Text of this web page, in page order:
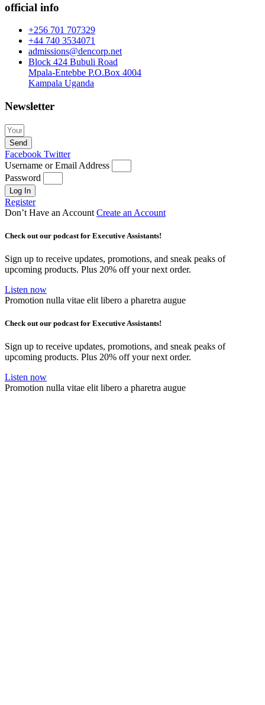
official info
+256 701 707329
+44 740 3534071
admissions@dencorp.net
Block 424 Bubuli Road
Mpala-Entebbe P.O.Box 4004
Kampala Uganda
Newsletter
Send
Facebook Twitter
Username or Email Address
Password
Log In
Register
Don’t Have an Account Create an Account
Check out our podcast for Executive Assistants!
Sign up to receive updates, promotions, and sneak peaks of
upcoming products. Plus 20% off your next order.
Listen now
Promotion nulla vitae elit libero a pharetra augue
Check out our podcast for Executive Assistants!
Sign up to receive updates, promotions, and sneak peaks of
upcoming products. Plus 20% off your next order.
Listen now
Promotion nulla vitae elit libero a pharetra augue